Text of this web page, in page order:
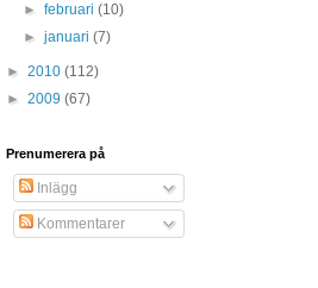
►februari(10)
►januari(7)
► 2010 (112)
► 2009 (67)
Prenumerera på
Inlägg
Kommentarer